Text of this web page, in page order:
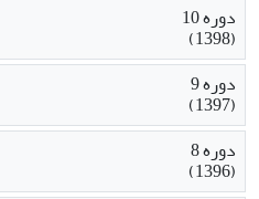
دوره 10
(1398)
دوره 9
(1397)
دوره 8
(1396)